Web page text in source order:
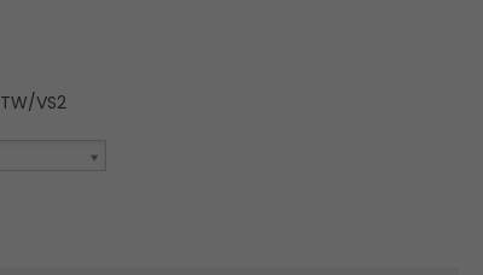
VS2